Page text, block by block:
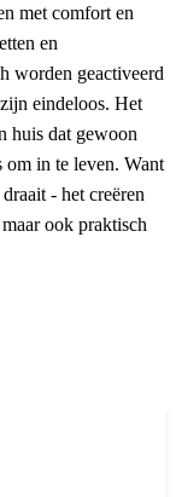
met comfort en
en
worden geactiveerd
eindeloos. Het
huis dat gewoon
om in te leven. Want
- het creëren
ook praktisch